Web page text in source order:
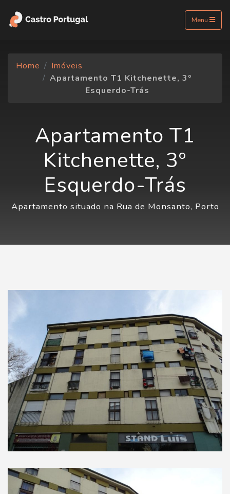
Menu
Home
Imóveis
Apartamento T1 Kitchenette, 3º
Esquerdo-Trás
Apartamento T1
Kitchenette, 3º
Esquerdo-Trás
Apartamento situado na Rua de Monsanto, Porto